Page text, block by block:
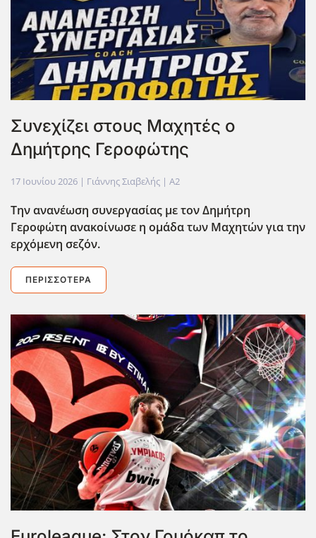
Συνεχίζει στους Μαχητές ο
Δημήτρης Γεροφώτης
17 Ιουνίου 2026 | Γιάννης Σιαβελής | A2
Την ανανέωση συνεργασίας με τον Δημήτρη
Γεροφώτη ανακοίνωσε η ομάδα των Μαχητών για την
ερχόμενη σεζόν.
ΠΕΡΙΣΣΌΤΕΡΑ